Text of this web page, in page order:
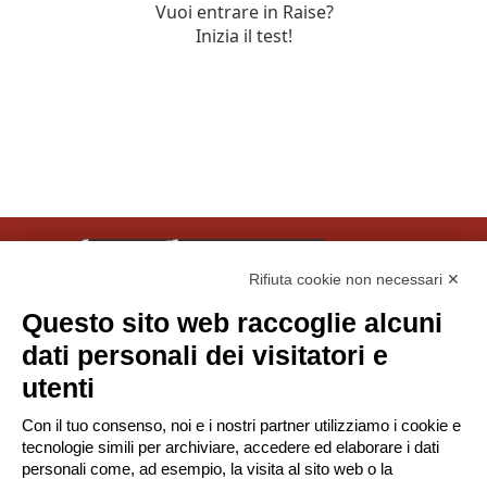
© Tinexta Innovation Hub S.p.A. 2026
P. IVA 02182620357
Società soggetta alla Direzione e Coordinamento di
Tinexta S.p.A.
Privacy Policy - Gestione Cookie
Rifiuta cookie non necessari ✕
Questo sito web raccoglie alcuni
dati personali dei visitatori e
utenti
Con il tuo consenso, noi e i nostri partner utilizziamo i cookie e
tecnologie simili per archiviare, accedere ed elaborare i dati
personali come, ad esempio, la visita al sito web o la